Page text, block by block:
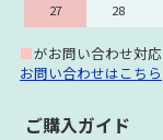
27
28
■がお問い合わせ対
お問い合わせはこちら
ご購入ガイド